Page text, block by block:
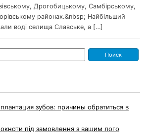
Дрогобицькому, Самбірському,
районах.&nbsp; Найбільший
воді селища Славське, а […]
зубов: причины обратиться в
під замовлення з вашим лого